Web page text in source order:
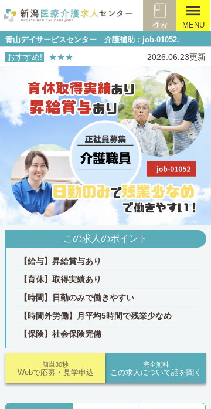
検索
menu
MENU
青山デイサービスセンター 介護補助：job-01052.
おすすめ! ★★★ 2026.06.23更新
この求人のポイント
【給与】昇給賞与あり
【育休】取得実績あり
【時間】日勤のみで働きやすい
【時間外労働】月平均5時間で残業少なめ
【保険】社会保険完備
完全無料
この求人について話を聞く
簡単30秒
Webで応募・見学申込